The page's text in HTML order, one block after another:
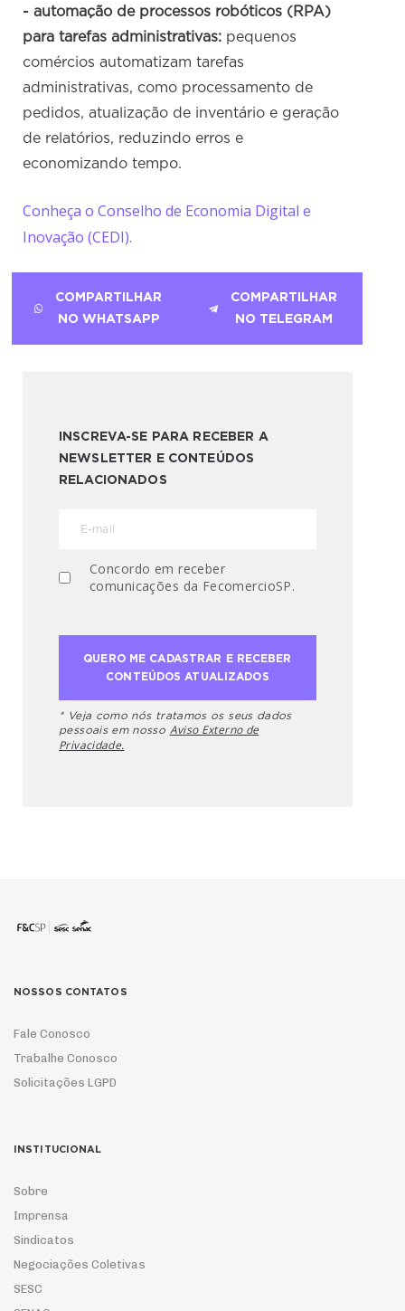
- automação de processos robóticos (RPA)
para tarefas administrativas: pequenos
comércios automatizam tarefas
administrativas, como processamento de
pedidos, atualização de inventário e geração
de relatórios, reduzindo erros e
economizando tempo.
Conheça o Conselho de Economia Digital e
Inovação (CEDI).
COMPARTILHAR
NO WHATSAPP
COMPARTILHAR
NO TELEGRAM
INSCREVA-SE PARA RECEBER A
NEWSLETTER E CONTEÚDOS
RELACIONADOS
Concordo em receber
comunicações da FecomercioSP.
* Veja como nós tratamos os seus dados
pessoais em nosso Aviso Externo de
Privacidade.
NOSSOS CONTATOS
Fale Conosco
Trabalhe Conosco
Solicitações LGPD
INSTITUCIONAL
Sobre
Imprensa
Sindicatos
Negociações Coletivas
SESC